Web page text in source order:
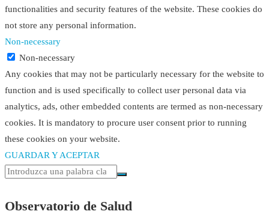
functionalities and security features of the website. These cookies do
not store any personal information.
Non-necessary
Non-necessary
Any cookies that may not be particularly necessary for the website to
function and is used specifically to collect user personal data via
analytics, ads, other embedded contents are termed as non-necessary
cookies. It is mandatory to procure user consent prior to running
these cookies on your website.
GUARDAR Y ACEPTAR
Observatorio de Salud